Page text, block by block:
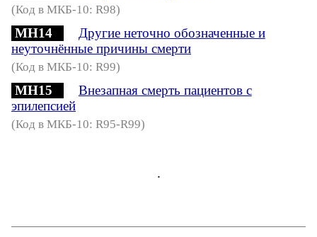
(Код в МКБ-10: R98)
MH14
Другие неточно обозначенные и
неуточнённые причины смерти
(Код в МКБ-10: R99)
MH15
Внезапная смерть пациентов с
эпилепсией
(Код в МКБ-10: R95-R99)
.